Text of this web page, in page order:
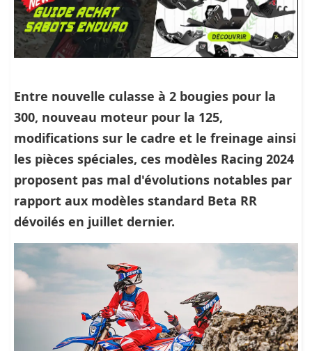
Entre nouvelle culasse à 2 bougies pour la
300, nouveau moteur pour la 125,
modifications sur le cadre et le freinage ainsi
les pièces spéciales, ces modèles Racing 2024
proposent pas mal d'évolutions notables par
rapport aux modèles standard Beta RR
dévoilés en juillet dernier.